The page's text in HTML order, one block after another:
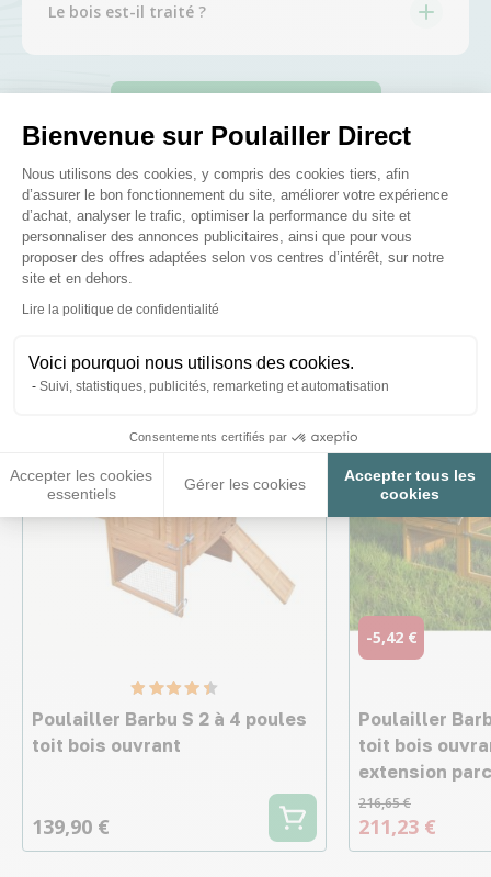
Bienvenue sur Poulailler Direct
Plateforme de Gestion du
Nous utilisons des cookies, y compris des cookies tiers, afin
d’assurer le bon fonctionnement du site, améliorer votre expérience
d’achat, analyser le trafic, optimiser la performance du site et
personnaliser des annonces publicitaires, ainsi que pour vous
proposer des offres adaptées selon vos centres d’intérêt, sur notre
site et en dehors.
Lire la politique de confidentialité
Voici pourquoi nous utilisons des cookies.
Suivi, statistiques, publicités, remarketing et automatisation
Consentements certifiés par
Accepter les cookies
essentiels
Gérer les cookies
Accepter tous les
cookies
Axeptio consent
Le bois est-il traité ?
Ces produits peuvent vous
intéresser
Poulailler Barbu S 2 à 4 poules
toit bois ouvrant
139,90 €
-5,42 €
Poulailler
toit bois
extension
216,65 €
211,23 €